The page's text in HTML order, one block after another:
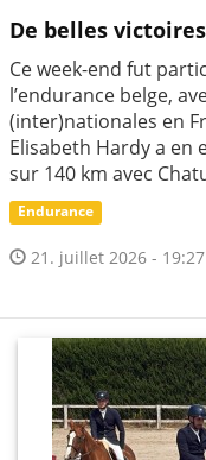
De belles
Ce week-end fut
l’endurance belge,
(inter)nationales en
Elisabeth Hardy a en
sur 140 km avec
Endurance
21. juillet 2026 - 19:27